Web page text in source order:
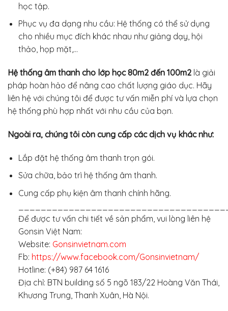
học tập.
Phục vụ đa dạng nhu cầu: Hệ thống có thể sử dụng
cho nhiều mục đích khác nhau như giảng dạy, hội
thảo, họp mặt,…
Hệ thống âm thanh cho lớp học 80m2 đến 100m2 là giải
pháp hoàn hảo để nâng cao chất lượng giáo dục. Hãy
liên hệ với chúng tôi để được tư vấn miễn phí và lựa chọn
hệ thống phù hợp nhất với nhu cầu của bạn.
Ngoài ra, chúng tôi còn cung cấp các dịch vụ khác như:
Lắp đặt hệ thống âm thanh trọn gói.
Sửa chữa, bảo trì hệ thống âm thanh.
Cung cấp phụ kiện âm thanh chính hãng.
Để được tư vấn chi tiết về sản phẩm, vui lòng liên hệ
Gonsin Việt Nam:
Website: Gonsinvietnam.com
Fb: https://www.facebook.com/Gonsinvietnam/
Hotline: (+84) 987 64 1616
Địa chỉ: BTN building số 5 ngõ 183/22 Hoàng Văn Thái,
Khương Trung, Thanh Xuân, Hà Nội.